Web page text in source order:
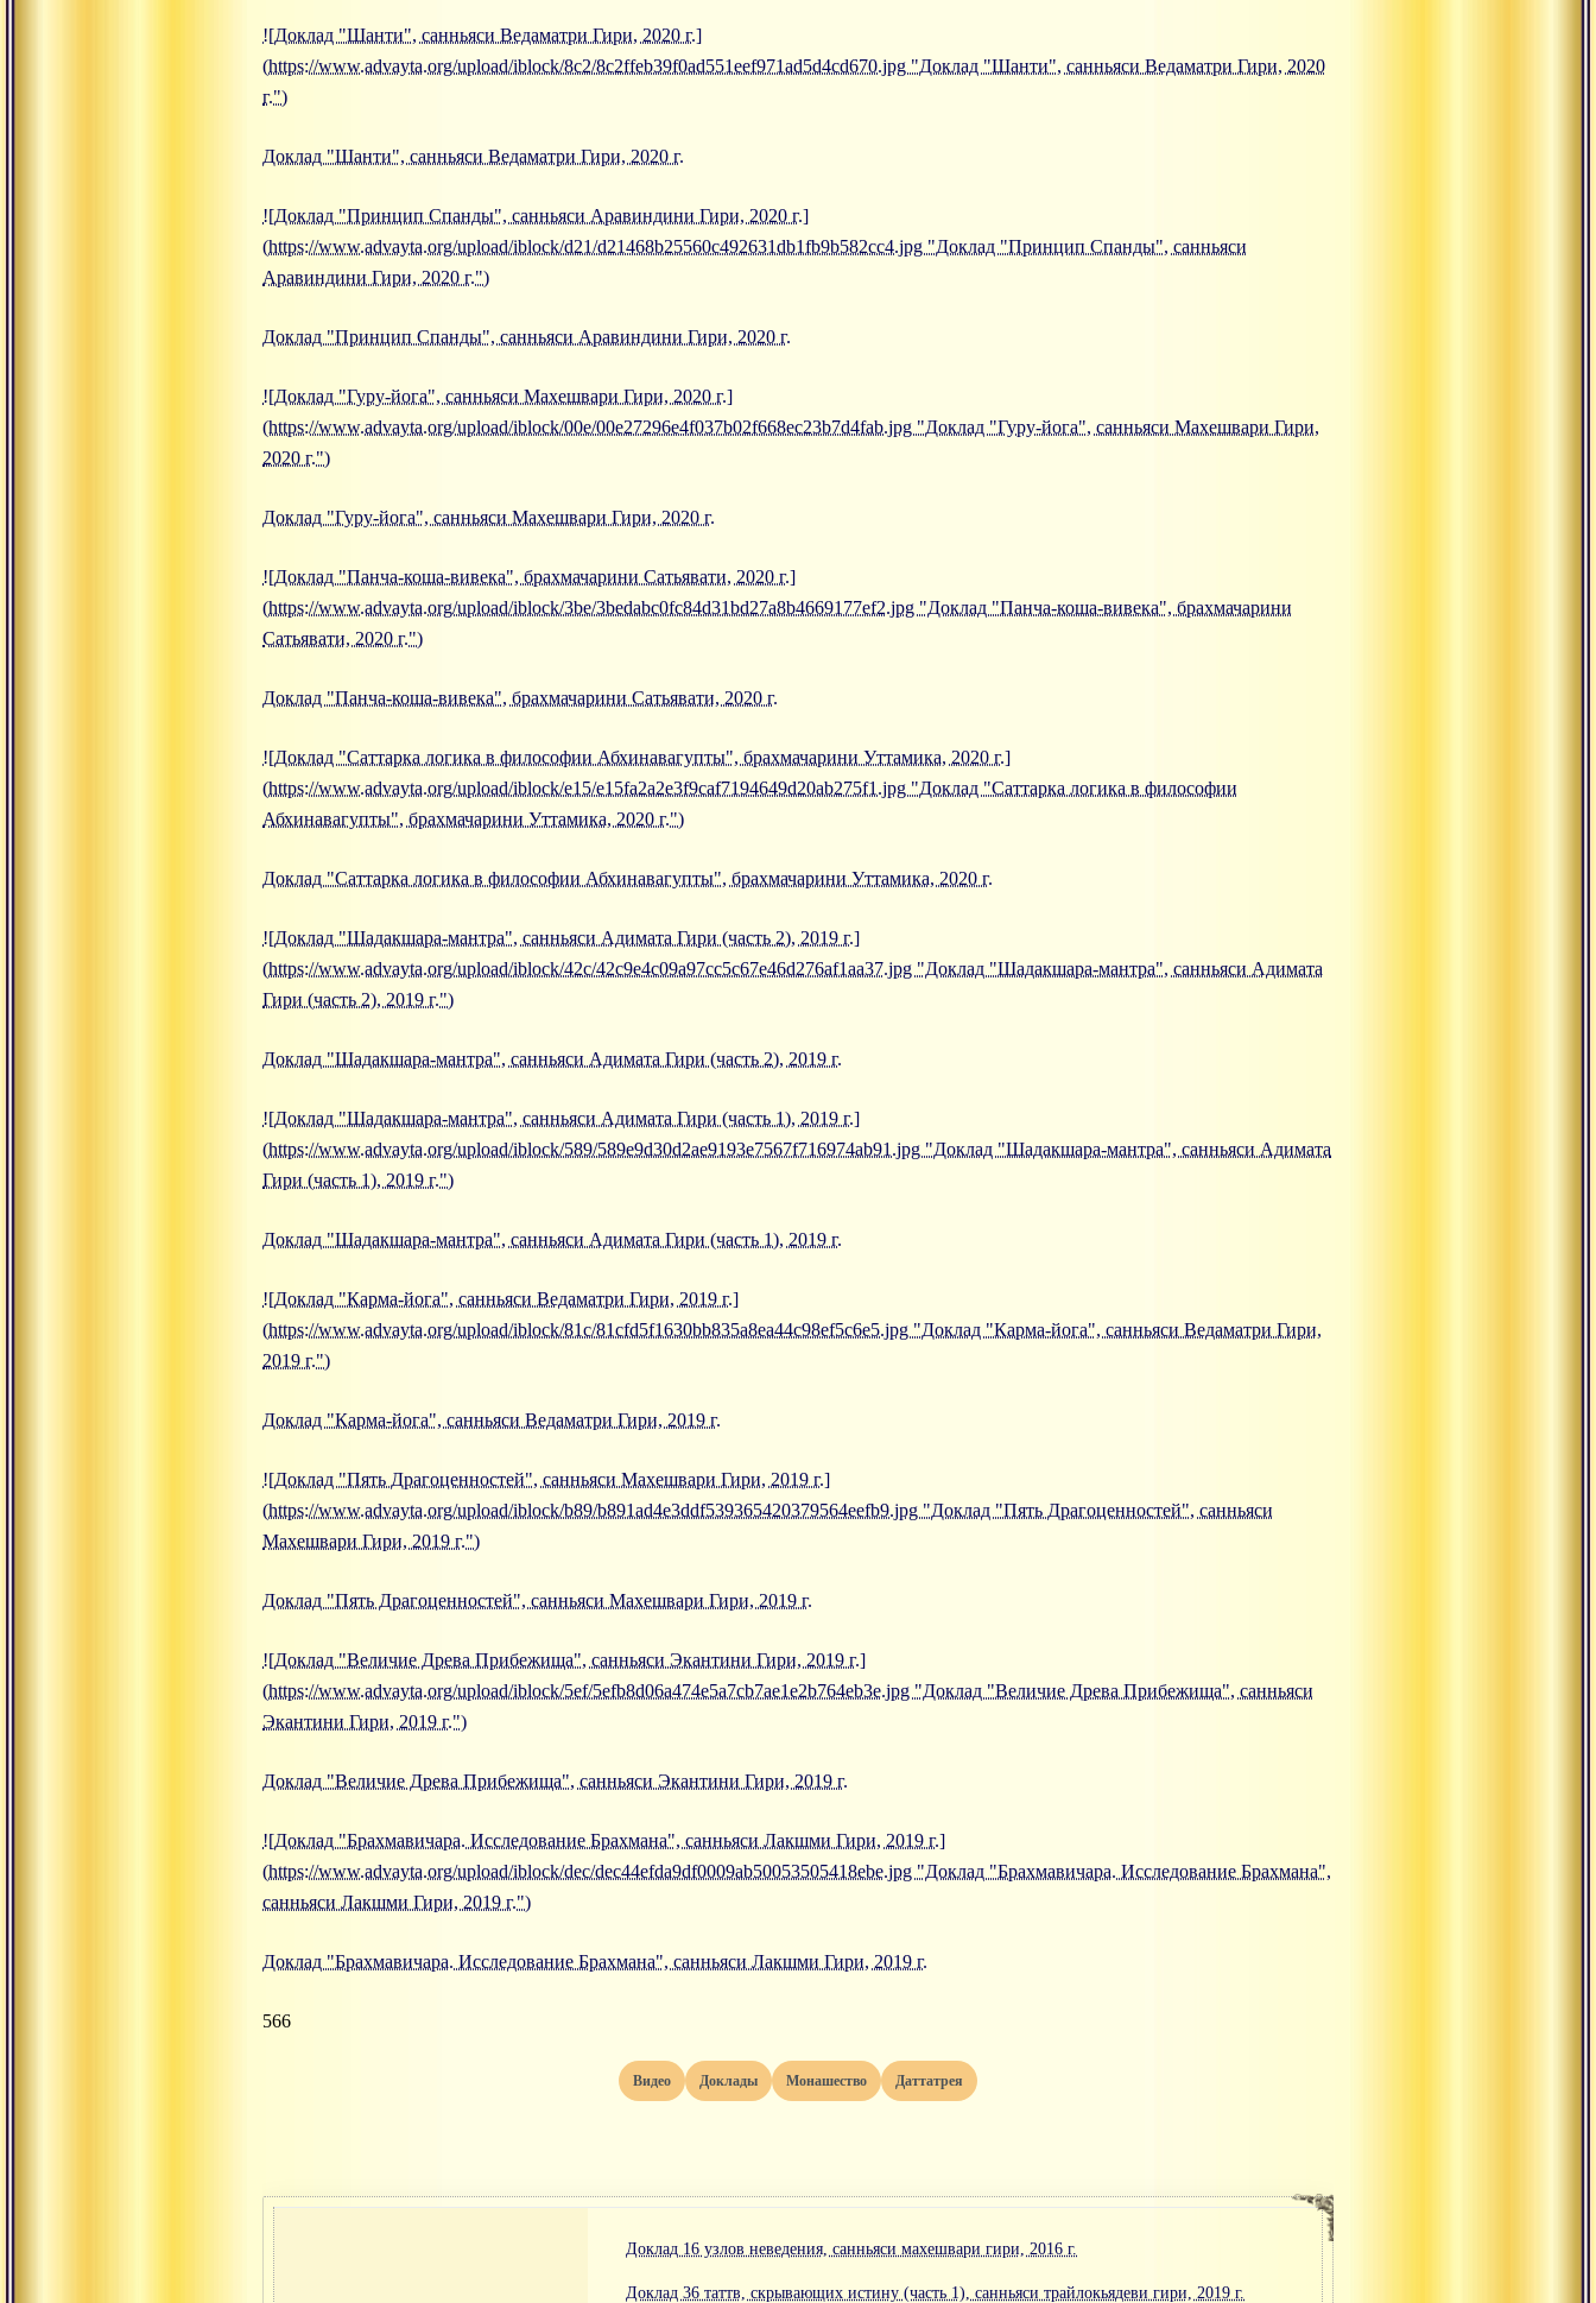
![Доклад "Шанти", санньяси Ведаматри Гири, 2020 г.]
(https://www.advayta.org/upload/iblock/8c2/8c2ffeb39f0ad551eef971ad5d4cd670.jpg "Доклад "Шанти", санньяси Ведаматри Гири, 2020
г.")
Доклад "Шанти", санньяси Ведаматри Гири, 2020 г.
![Доклад "Принцип Спанды", санньяси Аравиндини Гири, 2020 г.]
(https://www.advayta.org/upload/iblock/d21/d21468b25560c492631db1fb9b582cc4.jpg "Доклад "Принцип Спанды", санньяси
Аравиндини Гири, 2020 г.")
Доклад "Принцип Спанды", санньяси Аравиндини Гири, 2020 г.
![Доклад "Гуру-йога", санньяси Махешвари Гири, 2020 г.]
(https://www.advayta.org/upload/iblock/00e/00e27296e4f037b02f668ec23b7d4fab.jpg "Доклад "Гуру-йога", санньяси Махешвари Гири,
2020 г.")
Доклад "Гуру-йога", санньяси Махешвари Гири, 2020 г.
![Доклад "Панча-коша-вивека", брахмачарини Сатьявати, 2020 г.]
(https://www.advayta.org/upload/iblock/3be/3bedabc0fc84d31bd27a8b4669177ef2.jpg "Доклад "Панча-коша-вивека", брахмачарини
Сатьявати, 2020 г.")
Доклад "Панча-коша-вивека", брахмачарини Сатьявати, 2020 г.
![Доклад "Саттарка логика в философии Абхинавагупты", брахмачарини Уттамика, 2020 г.]
(https://www.advayta.org/upload/iblock/e15/e15fa2a2e3f9caf7194649d20ab275f1.jpg "Доклад "Саттарка логика в философии
Абхинавагупты", брахмачарини Уттамика, 2020 г.")
Доклад "Саттарка логика в философии Абхинавагупты", брахмачарини Уттамика, 2020 г.
![Доклад "Шадакшара-мантра", санньяси Адимата Гири (часть 2), 2019 г.]
(https://www.advayta.org/upload/iblock/42c/42c9e4c09a97cc5c67e46d276af1aa37.jpg "Доклад "Шадакшара-мантра", санньяси Адимата
Гири (часть 2), 2019 г.")
Доклад "Шадакшара-мантра", санньяси Адимата Гири (часть 2), 2019 г.
![Доклад "Шадакшара-мантра", санньяси Адимата Гири (часть 1), 2019 г.]
(https://www.advayta.org/upload/iblock/589/589e9d30d2ae9193e7567f716974ab91.jpg "Доклад "Шадакшара-мантра", санньяси Адимата
Гири (часть 1), 2019 г.")
Доклад "Шадакшара-мантра", санньяси Адимата Гири (часть 1), 2019 г.
![Доклад "Карма-йога", санньяси Ведаматри Гири, 2019 г.]
(https://www.advayta.org/upload/iblock/81c/81cfd5f1630bb835a8ea44c98ef5c6e5.jpg "Доклад "Карма-йога", санньяси Ведаматри Гири,
2019 г.")
Доклад "Карма-йога", санньяси Ведаматри Гири, 2019 г.
![Доклад "Пять Драгоценностей", санньяси Махешвари Гири, 2019 г.]
(https://www.advayta.org/upload/iblock/b89/b891ad4e3ddf539365420379564eefb9.jpg "Доклад "Пять Драгоценностей", санньяси
Махешвари Гири, 2019 г.")
Доклад "Пять Драгоценностей", санньяси Махешвари Гири, 2019 г.
![Доклад "Величие Древа Прибежища", санньяси Экантини Гири, 2019 г.]
(https://www.advayta.org/upload/iblock/5ef/5efb8d06a474e5a7cb7ae1e2b764eb3e.jpg "Доклад "Величие Древа Прибежища", санньяси
Экантини Гири, 2019 г.")
Доклад "Величие Древа Прибежища", санньяси Экантини Гири, 2019 г.
![Доклад "Брахмавичара. Исследование Брахмана", санньяси Лакшми Гири, 2019 г.]
(https://www.advayta.org/upload/iblock/dec/dec44efda9df0009ab50053505418ebe.jpg "Доклад "Брахмавичара. Исследование Брахмана",
санньяси Лакшми Гири, 2019 г.")
Доклад "Брахмавичара. Исследование Брахмана", санньяси Лакшми Гири, 2019 г.
566
Видео Доклады Монашество Даттатрея
Доклад 16 узлов неведения, санньяси махешвари гири, 2016 г.
Доклад 36 таттв, скрывающих истину (часть 1), санньяси трайлокьядеви гири, 2019 г.